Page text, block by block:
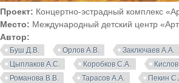
Проект: Концертно-эстрадный комплекс
Место: Международный детский центр
Автор:
Буш Д.В. Орлов А.В. Заключаев А.А.
Цыплаков А.С.
Коробков С.А.
Романова В.В.
Тарасов А.А. Пекин